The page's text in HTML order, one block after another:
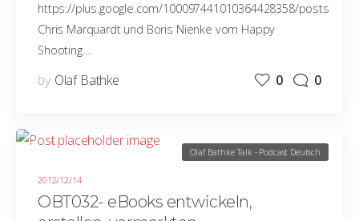
https://plus.google.com/100097441010364428358/posts
Chris Marquardt und Boris Nienke vom Happy
Shooting…
by Olaf Bathke 0 0
2012/12/14
Olaf Bathke Talk - Podcast Deutsch
OBT032- eBooks entwickeln,